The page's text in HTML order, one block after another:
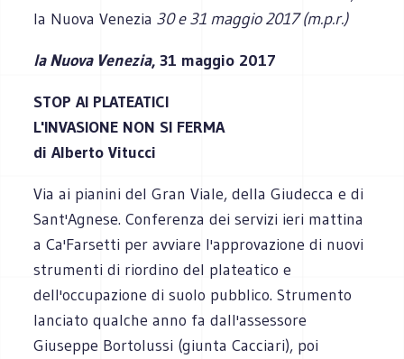
la Nuova Venezia 30 e 31 maggio 2017 (m.p.r.)
la Nuova Venezia, 31 maggio 2017
STOP AI PLATEATICI
L'INVASIONE NON SI FERMA
di Alberto Vitucci
Via ai pianini del Gran Viale, della Giudecca e di
Sant'Agnese. Conferenza dei servizi ieri mattina
a Ca'Farsetti per avviare l'approvazione di nuovi
strumenti di riordino del plateatico e
dell'occupazione di suolo pubblico. Strumento
lanciato qualche anno fa dall'assessore
Giuseppe Bortolussi (giunta Cacciari), poi